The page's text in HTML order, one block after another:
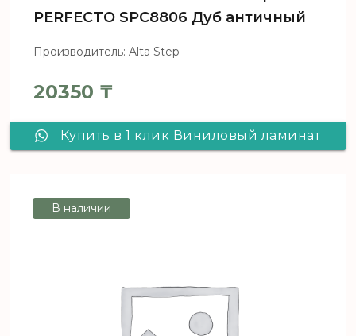
PERFECTO SPC8806 Дуб античный
Производитель: Alta Step
20350 ₸
Купить в 1 клик Виниловый ламинат
В наличии